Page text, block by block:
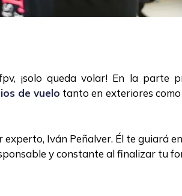
¡solo queda volar! En la parte
de vuelo tanto en exteriores
Iván Peñalver. Él te guiará
y constante al finalizar tu